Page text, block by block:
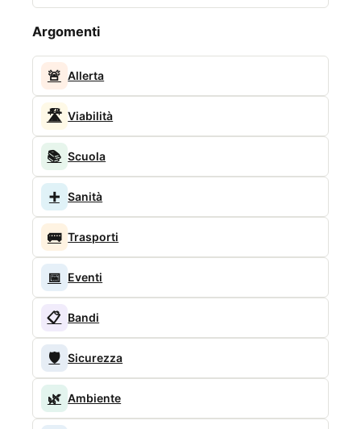
Argomenti
🚨 Allerta
🛣️ Viabilità
📚 Scuola
➕ Sanità
🚌 Trasporti
📅 Eventi
📋 Bandi
🛡️ Sicurezza
🌿 Ambiente